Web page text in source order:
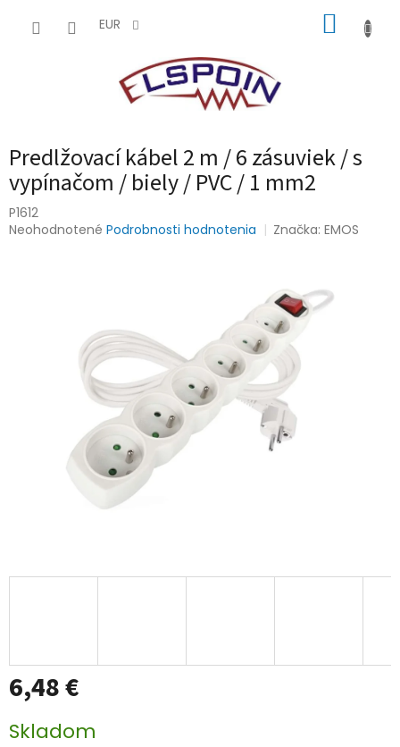
EUR
Predlžovací kábel 2 m / 6 zásuviek / s
vypínačom / biely / PVC / 1 mm2
P1612
Priemerné
Neohodnotené Podrobnosti hodnotenia Značka:EMOS
6,48 €
cena:
Skladom